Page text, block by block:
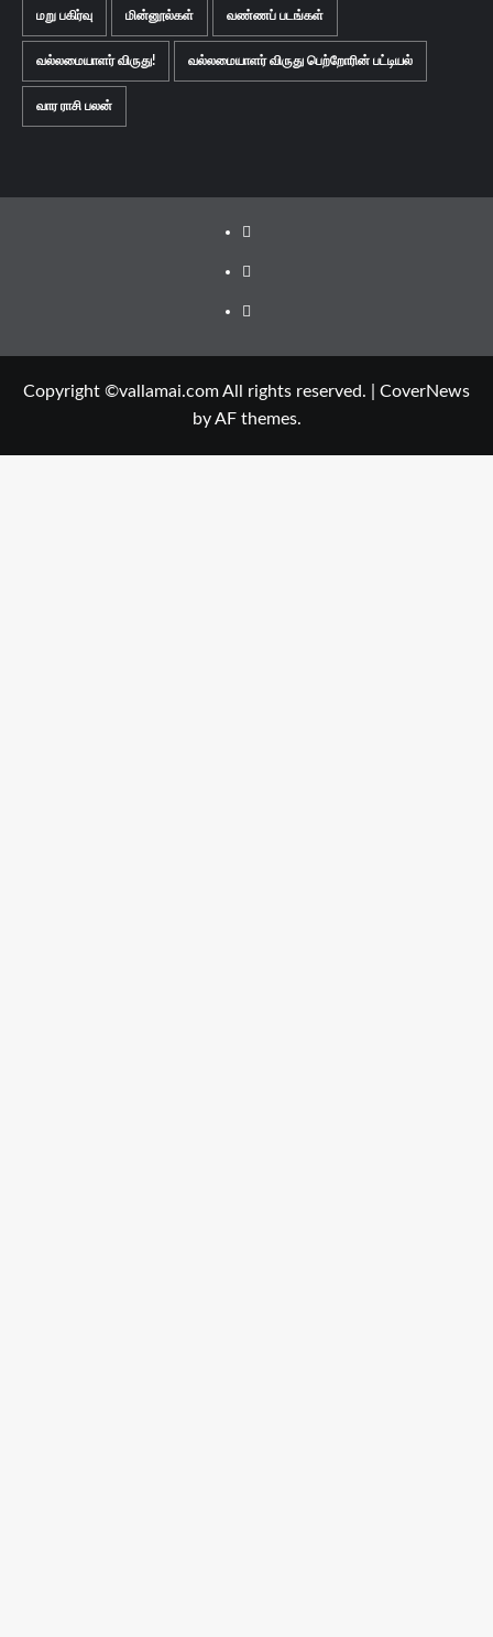
மறு பகிர்வு மின்னூல்கள் வண்ணப் படங்கள்
வல்லமையாளர் விருது! வல்லமையாளர் விருது பெற்றோரின் பட்டியல்
வார ராசி பலன்
Facebook
Twitter
Youtube
Copyright ©vallamai.com All rights reserved.
CoverNews
by AF themes.